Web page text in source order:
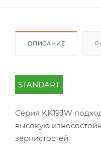
ОПИСАНИЕ
STANDART
Серия KK19JW
высокую
зернистостей.